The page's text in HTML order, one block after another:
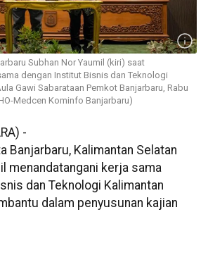
Subhan Nor Yaumil (kiri) saat
dengan Institut Bisnis dan Teknologi
Gawi Sabarataan Pemkot Banjarbaru, Rabu
Medcen Kominfo Banjarbaru)
-
Banjarbaru, Kalimantan Selatan
menandatangani kerja sama
dan Teknologi Kalimantan
dalam penyusunan kajian